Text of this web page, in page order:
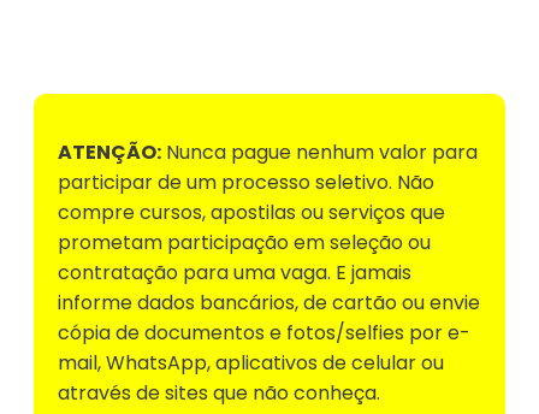
ATENÇÃO: Nunca pague nenhum valor para
participar de um processo seletivo. Não
compre cursos, apostilas ou serviços que
prometam participação em seleção ou
contratação para uma vaga. E jamais
informe dados bancários, de cartão ou envie
cópia de documentos e fotos/selfies por e-
mail, WhatsApp, aplicativos de celular ou
através de sites que não conheça.